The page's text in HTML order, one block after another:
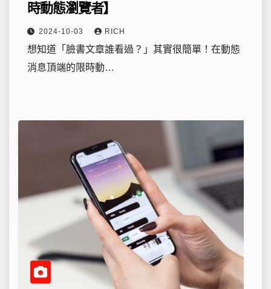
時動態瀏覽者】
2024-10-03 RICH
想知道「臉書文章誰看過？」其實很簡單！在動態
消息頂端的限時動…